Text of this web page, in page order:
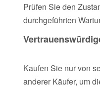
Prüfen Sie den
durchgeführten
Kaufen Sie nur von
anderer Käufer, um